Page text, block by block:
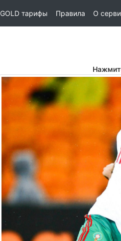
GOLD тарифы Правила О